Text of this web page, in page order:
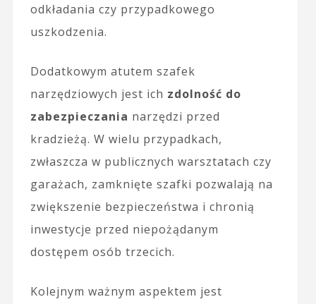
odkładania czy przypadkowego
uszkodzenia.
Dodatkowym atutem szafek
narzędziowych jest ich zdolność do
zabezpieczania narzędzi przed
kradzieżą. W wielu przypadkach,
zwłaszcza w publicznych warsztatach czy
garażach, zamknięte szafki pozwalają na
zwiększenie bezpieczeństwa i chronią
inwestycje przed niepożądanym
dostępem osób trzecich.
Kolejnym ważnym aspektem jest